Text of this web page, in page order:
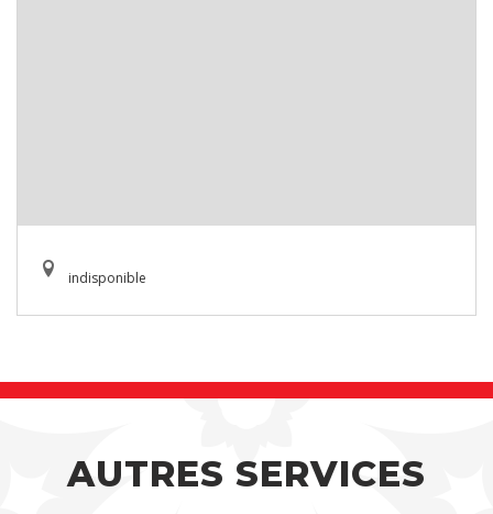
indisponible
AUTRES SERVICES